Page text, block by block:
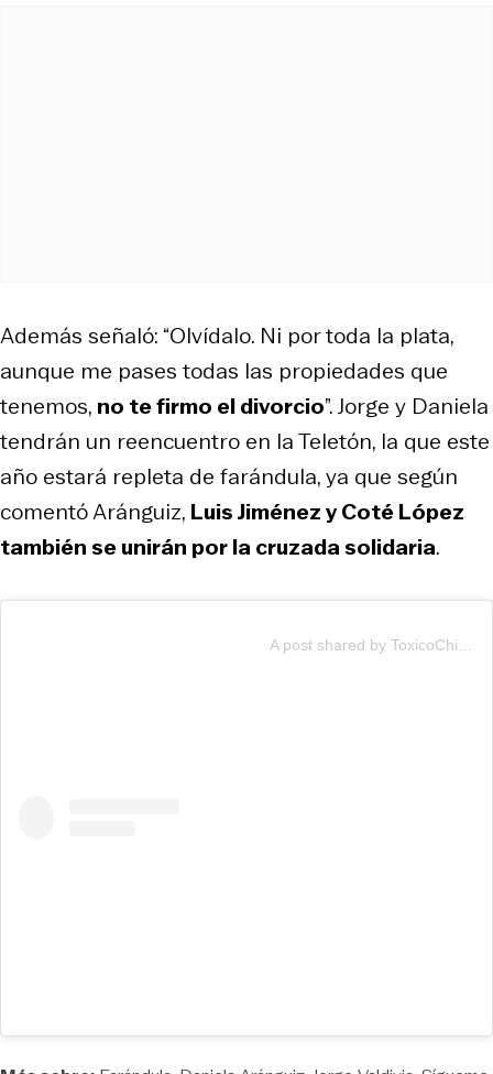
Además señaló: “Olvídalo. Ni por toda la plata,
aunque me pases todas las propiedades que
tenemos, no te firmo el divorcio”. Jorge y Daniela
tendrán un reencuentro en la Teletón, la que este
año estará repleta de farándula, ya que según
comentó Aránguiz, Luis Jiménez y Coté López
también se unirán por la cruzada solidaria.